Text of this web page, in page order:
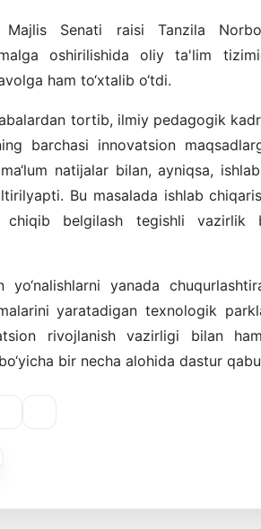
Senati raisi Tanzila
oshirilishida oliy ta'lim
ham to‘xtalib o‘tdi.
tortib, ilmiy pedagogik
barchasi innovatsion
natijalar bilan, ayniqsa,
Bu masalada ishlab
belgilash tegishli vazirlik
yanada
yaratadigan texnologik
rivojlanish vazirligi bilan
bir necha alohida dastur